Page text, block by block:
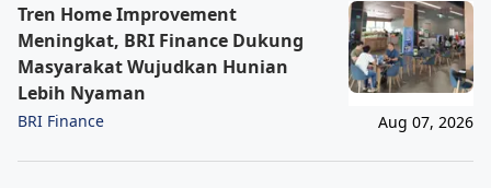
Tren Home Improvement
Meningkat, BRI Finance Dukung
Masyarakat Wujudkan Hunian
Lebih Nyaman
BRI Finance Aug 07, 2026